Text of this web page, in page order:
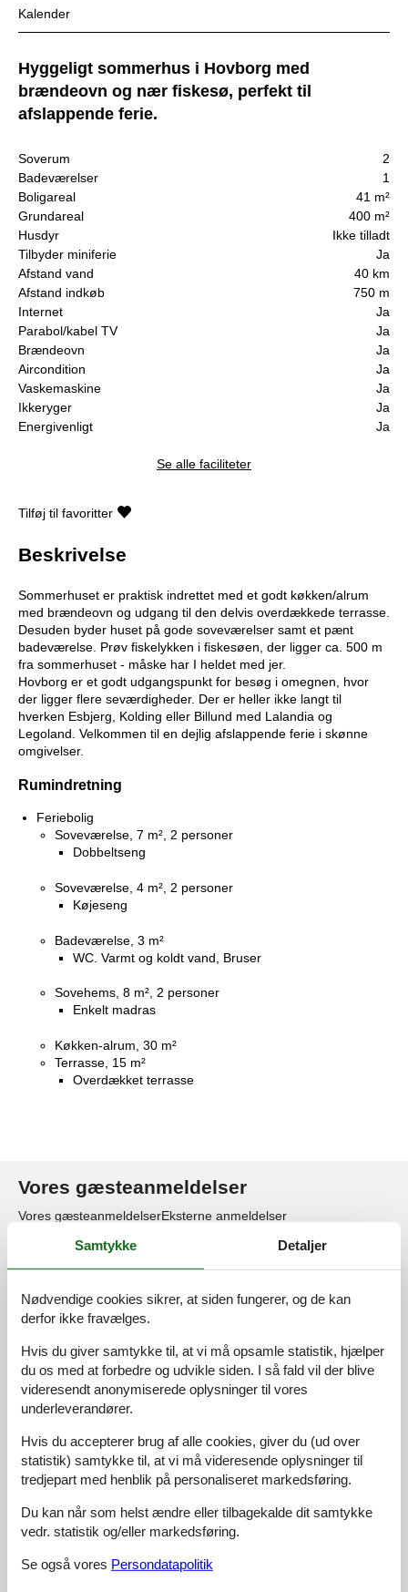
Kalender
Hyggeligt sommerhus i Hovborg med
brændeovn og nær fiskesø, perfekt til
afslappende ferie.
Soverum
2
Badeværelser
1
Boligareal
41 m²
Grundareal
400 m²
Husdyr
Ikke tilladt
Tilbyder miniferie
Ja
Afstand vand
40 km
Afstand indkøb
750 m
Internet
Ja
Parabol/kabel TV
Ja
Brændeovn
Ja
Aircondition
Ja
Vaskemaskine
Ja
Ikkeryger
Ja
Energivenligt
Ja
Se alle faciliteter
Tilføj til favoritter
Beskrivelse
Sommerhuset er praktisk indrettet med et godt køkken/alrum
med brændeovn og udgang til den delvis overdækkede terrasse.
Desuden byder huset på gode soveværelser samt et pænt
badeværelse. Prøv fiskelykken i fiskesøen, der ligger ca. 500 m
fra sommerhuset - måske har I heldet med jer.
Hovborg er et godt udgangspunkt for besøg i omegnen, hvor
der ligger flere seværdigheder. Der er heller ikke langt til
hverken Esbjerg, Kolding eller Billund med Lalandia og
Legoland. Velkommen til en dejlig afslappende ferie i skønne
omgivelser.
Rumindretning
Feriebolig
Soveværelse, 7 m², 2 personer
Dobbeltseng
Soveværelse, 4 m², 2 personer
Køjeseng
Badeværelse, 3 m²
WC. Varmt og koldt vand, Bruser
Sovehems, 8 m², 2 personer
Enkelt madras
Køkken-alrum, 30 m²
Terrasse, 15 m²
Overdækket terrasse
Vores gæsteanmeldelser
Vores gæsteanmeldelserEksterne anmeldelser
4,0 Baseret på3vurderinger
Sidste vurdering fra d. 01-05-2026
5 (1)
4
2
1
Kommentarer
Ingen vurderinger har kommentarer på dansk
2 vurderinger har komentarer på andre sprog.
Se 2 eksterne anmeldelser i stedet.
Samtykke Detaljer
Nødvendige cookies sikrer, at siden fungerer, og de kan
derfor ikke fravælges.
Hvis du giver samtykke til, at vi må opsamle statistik, hjælper
du os med at forbedre og udvikle siden. I så fald vil der blive
videresendt anonymiserede oplysninger til vores
underleverandører.
Hvis du accepterer brug af alle cookies, giver du (ud over
statistik) samtykke til, at vi må videresende oplysninger til
tredjepart med henblik på personaliseret markedsføring.
Du kan når som helst ændre eller tilbagekalde dit samtykke
vedr. statistik og/eller markedsføring.
Se også vores Persondatapolitik